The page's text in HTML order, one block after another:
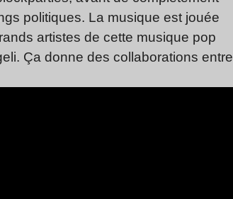
politiques. La musique est jouée
artistes de cette musique pop
Ça donne des collaborations entre